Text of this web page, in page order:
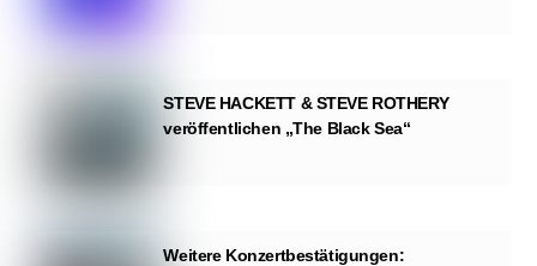
STEVE HACKETT & STEVE ROTHERY
veröffentlichen „The Black Sea“
Weitere Konzertbestätigungen: